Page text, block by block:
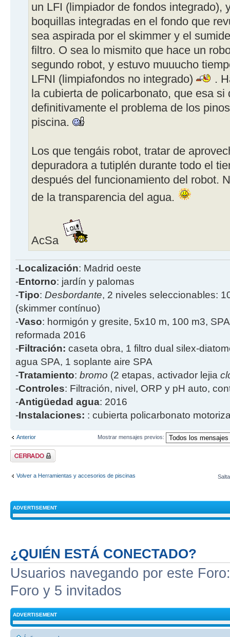
un LFI (limpiador de fondos integrado),
boquillas integradas en el fondo que
sea aspirada por el skimmer y el
filtro. O sea lo mismito que hace un
segundo robot, y estuvo muuucho
LFNI (limpiafondos no integrado)
.
la cubierta de policarbonato, que esa
definitivamente el problema de los
piscina.
Los que tengáis robot, tratar de
depuradora a tutiplén durante todo el
después del funcionamiento del robot.
de la transparencia del agua.
AcSa
-Localización: Madrid oeste
-Entorno: jardín y palomas
-Tipo: Desbordante, 2 niveles seleccionables:
(skimmer contínuo)
-Vaso: hormigón y gresite, 5x10 m, 100 m3,
reformada 2016
-Filtración: caseta obra, 1 filtro dual silex-
agua SPA, 1 soplante aire SPA
-Tratamiento: bromo (2 etapas, activador lejia
-Controles: Filtración, nivel, ORP y pH auto,
-Antigüedad agua: 2016
-Instalaciones: : cubierta policarbonato
Anterior Mostrar mensajes previos:
Tema cerrado
Volver a Herramientas y accesorios de piscinas
ADVERTISEMENT
¿QUIÉN ESTÁ CONECTADO?
Usuarios navegando por este
Foro y 5 invitados
ADVERTISEMENT